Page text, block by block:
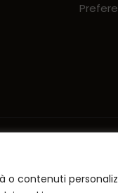
o contenuti